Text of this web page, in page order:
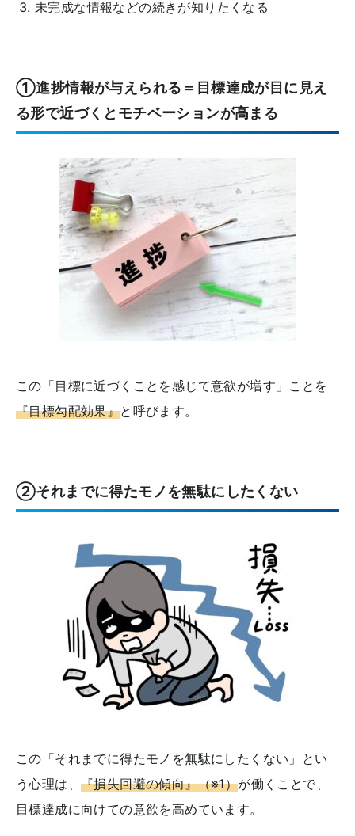
未完成な情報などの続きが知りたくなる
①進捗情報が与えられる＝目標達成が目に見え
る形で近づくとモチベーションが高まる
この「目標に近づくことを感じて意欲が増す」ことを
『目標勾配効果』と呼びます。
②それまでに得たモノを無駄にしたくない
この「それまでに得たモノを無駄にしたくない」とい
う心理は、 『損失回避の傾向』（※1）が働くことで、
目標達成に向けての意欲を高めています。